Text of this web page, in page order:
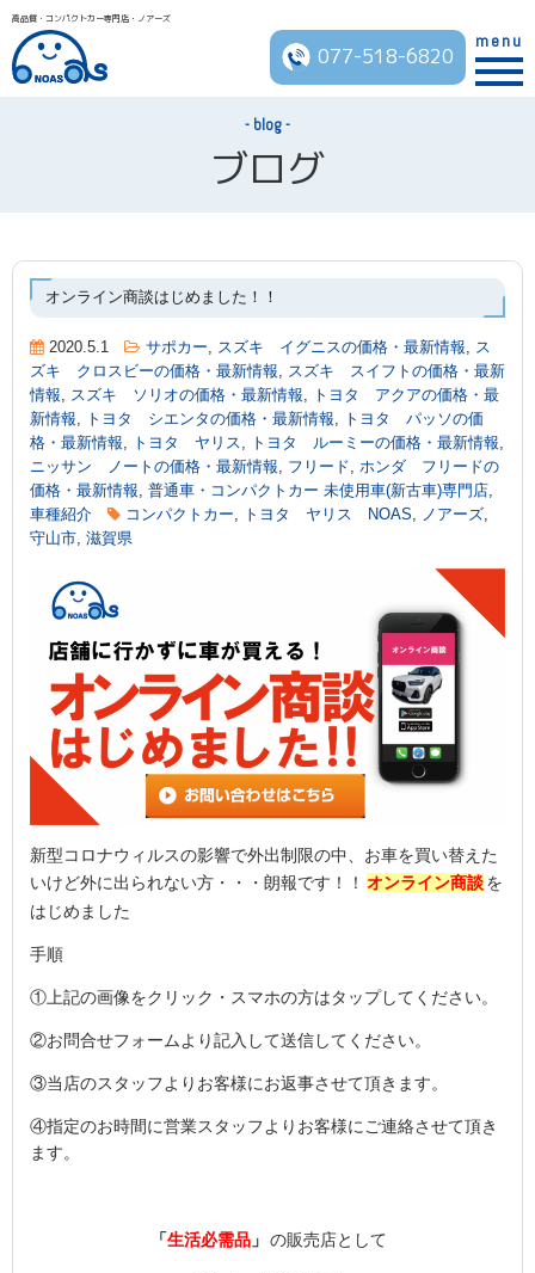
高品質・コンパクトカー専門店・ノアーズ
077-518-6820
menu
blog
ブログ
オンライン商談はじめました！！
2020.5.1 サポカー スズキ イグニスの価格・最新情報
ス
ズキ クロスビーの価格・最新情報
スズキ スイフトの価格・最新
情報
スズキ ソリオの価格・最新情報
トヨタ アクアの価格・最
新情報
トヨタ シエンタの価格・最新情報
トヨタ パッソの価
格・最新情報
トヨタ ヤリス トヨタ ルーミーの価格・最新情報
ニッサン ノートの価格・最新情報
フリード
ホンダ フリードの
価格・最新情報
普通車・コンパクトカー 未使用車(新古車)専門店
車種紹介
コンパクトカー トヨタ ヤリス NOAS ノアーズ
守山市 滋賀県
新型コロナウィルスの影響で外出制限の中、お車を買い替えた
いけど外に出られない方・・・朗報です！！ オンライン商談を
はじめました
手順
①上記の画像をクリック・スマホの方はタップしてください。
②お問合せフォームより記入して送信してください。
③当店のスタッフよりお客様にお返事させて頂きます。
④指定のお時間に営業スタッフよりお客様にご連絡させて頂き
ます。
「生活必需品 」 の販売店として